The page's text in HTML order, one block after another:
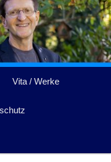
Vita / Werke